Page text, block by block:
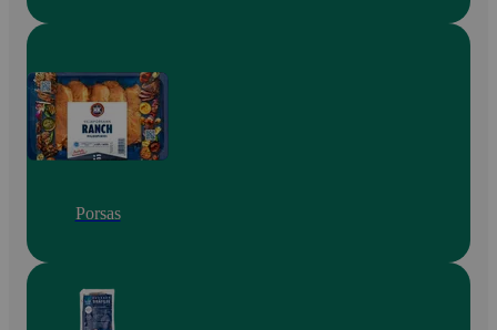
Porsas